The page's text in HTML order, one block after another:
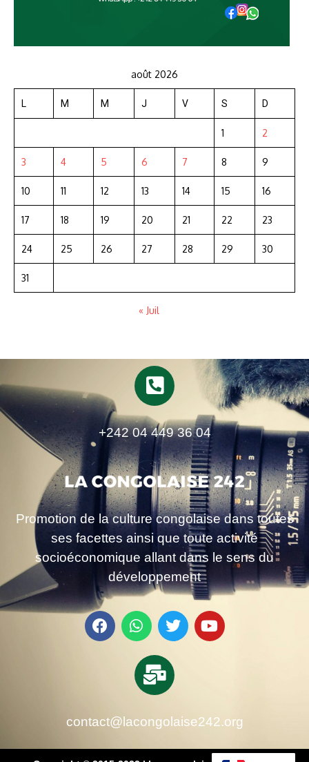
août 2026
L M M J V S D
1 2
3 4 5 6 7 8 9
10 11 12 13 14 15 16
17 18 19 20 21 22 23
24 25 26 27 28 29 30
31
« Juil
+242 04 449 36 04
Promotion de la culture congolaise dans toutes
ses facettes ainsi que toute activité
socioéconomique allant dans le sens du
développement
contact@lacongolaise242.org